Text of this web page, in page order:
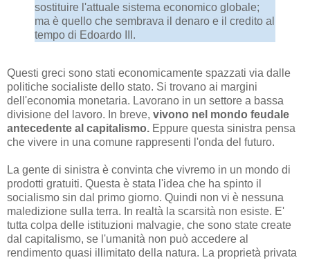
sostituire l'attuale sistema economico globale;
ma è quello che sembrava il denaro e il credito al
tempo di Edoardo III.
Questi greci sono stati economicamente spazzati via dalle
politiche socialiste dello stato. Si trovano ai margini
dell'economia monetaria. Lavorano in un settore a bassa
divisione del lavoro. In breve, vivono nel mondo feudale
antecedente al capitalismo. Eppure questa sinistra pensa
che vivere in una comune rappresenti l'onda del futuro.
La gente di sinistra è convinta che vivremo in un mondo di
prodotti gratuiti. Questa è stata l'idea che ha spinto il
socialismo sin dal primo giorno. Quindi non vi è nessuna
maledizione sulla terra. In realtà la scarsità non esiste. E'
tutta colpa delle istituzioni malvagie, che sono state create
dal capitalismo, se l'umanità non può accedere al
rendimento quasi illimitato della natura. La proprietà privata